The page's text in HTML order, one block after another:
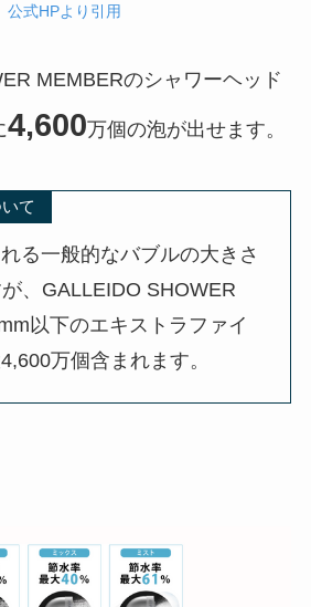
公式HPより引用
MEMBERのシャワーヘッド
4,600万個の泡が出せます。
て
る一般的なバブルの大きさ
、GALLEIDO SHOWER
以下のエキストラファイ
万個含まれます。